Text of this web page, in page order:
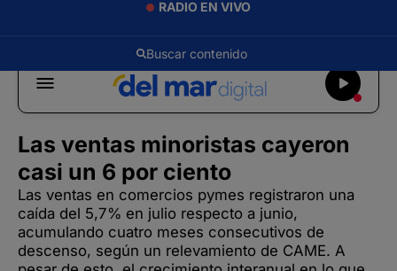
RADIO EN VIVO
Las ventas minoristas cayeron
casi un 6 por ciento
Las ventas en comercios pymes registraron una
caída del 5,7% en julio respecto a junio,
acumulando cuatro meses consecutivos de
descenso, según un relevamiento de CAME. A